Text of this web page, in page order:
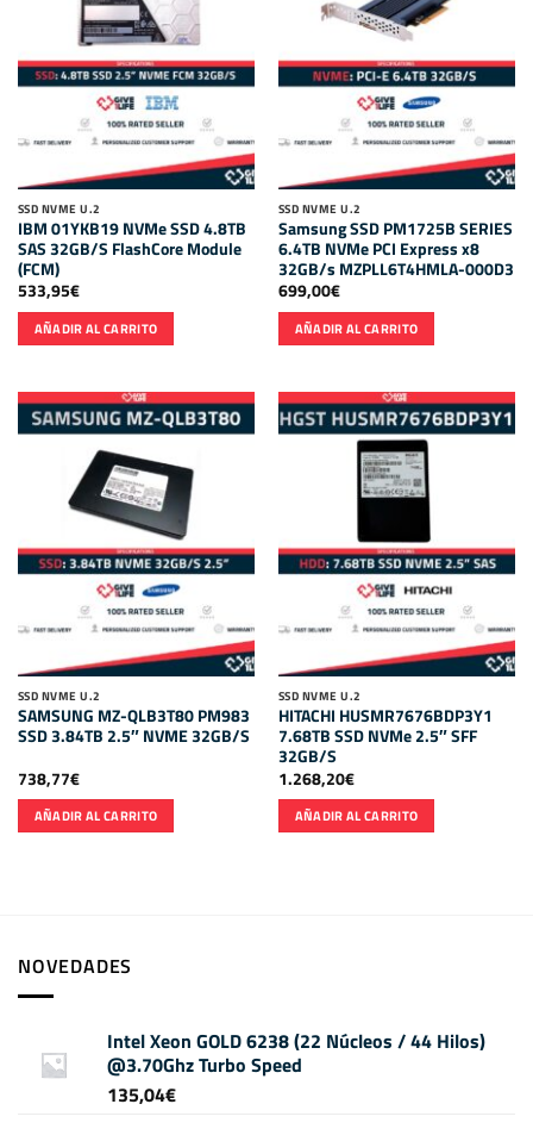
SSD NVME U.2
IBM 01YKB19 NVMe SSD 4.8TB
SAS 32GB/S FlashCore Module
(FCM)
533,95€
AÑADIR AL CARRITO
SSD NVME U.2
Samsung SSD PM1725B SERIES
6.4TB NVMe PCI Express x8
32GB/s MZPLL6T4HMLA-000D3
699,00€
AÑADIR AL CARRITO
SSD NVME U.2
SAMSUNG MZ-QLB3T80 PM983
SSD 3.84TB 2.5″ NVME 32GB/S
738,77€
AÑADIR AL CARRITO
SSD NVME U.2
HITACHI HUSMR7676BDP3Y1
7.68TB SSD NVMe 2.5″ SFF
32GB/S
1.268,20€
AÑADIR AL CARRITO
NOVEDADES
Intel Xeon GOLD 6238 (22 Núcleos / 44 Hilos)
@3.70Ghz Turbo Speed
135,04€